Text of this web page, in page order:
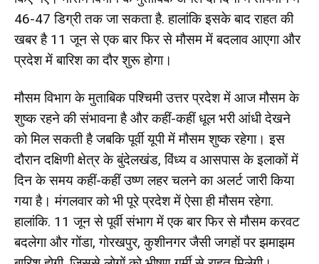
46-47 डिग्री तक जा सकता है. हालांकि इसके बाद राहत की
खबर है 11 जून से एक बार फिर से मौसम में बदलाव आएगा और
प्रदेश में बारिश का दौर शुरू होगा।
मौसम विभाग के मुताबिक पश्चिमी उत्तर प्रदेश में आज मौसम के
शुष्क रहने की संभावना है और कहीं-कहीं धूल भरी आंधी देखने
को मिल सकती है जबकि पूर्वी यूपी में मौसम शुष्क रहेगा। इस
दौरान दक्षिणी क्षेत्र के बुंदेलखंड, विंध्य व आसपास के इलाकों में
दिन के समय कहीं-कहीं उष्ण लहर चलने का अलर्ट जारी किया
गया है। मंगलवार को भी पूरे प्रदेश में ऐसा ही मौसम रहेगा.
हालांकि. 11 जून से पूर्वी संभाग में एक बार फिर से मौसम करवट
बदलेगा और गोंडा, गोरखपुर, कुशीनगर जैसी जगहों पर झमाझम